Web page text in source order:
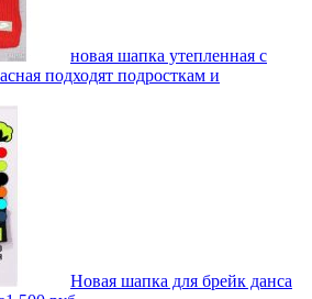
новая шапка утепленная с
подходят подросткам и
Новая шапка для брейк данса